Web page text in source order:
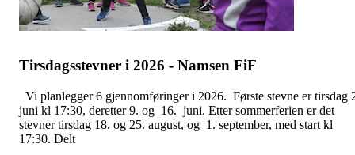
Tirsdagsstevner i 2026 - Namsen FiF
Vi planlegger 6 gjennomføringer i 2026. Første stevne er tirsdag
juni kl 17:30, deretter 9. og 16. juni. Etter sommerferien er det
stevner tirsdag 18. og 25. august, og 1. september, med start kl
17:30. Delt